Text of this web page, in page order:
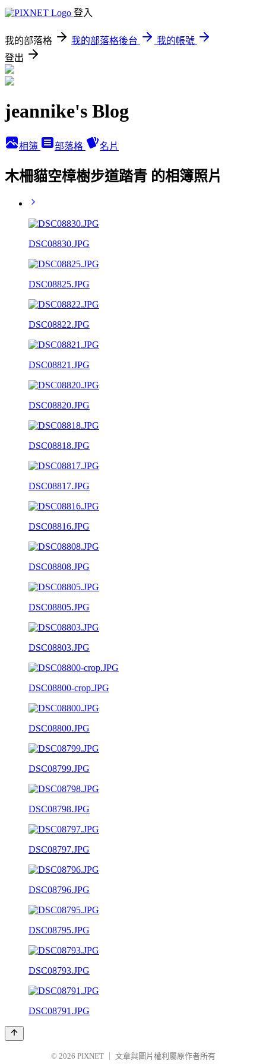
登入
我的部落格 我的部落格後台
我的帳號
登出
jeannike's Blog
相簿 部落格 名片
木柵貓空樟樹步道踏青 的相簿照片
DSC08830.JPG
DSC08825.JPG
DSC08822.JPG
DSC08821.JPG
DSC08820.JPG
DSC08818.JPG
DSC08817.JPG
DSC08816.JPG
DSC08808.JPG
DSC08805.JPG
DSC08803.JPG
DSC08800-crop.JPG
DSC08800.JPG
DSC08799.JPG
DSC08798.JPG
DSC08797.JPG
DSC08796.JPG
DSC08795.JPG
DSC08793.JPG
DSC08791.JPG
© 2026 PIXNET
文章與圖片權利屬原作者所有